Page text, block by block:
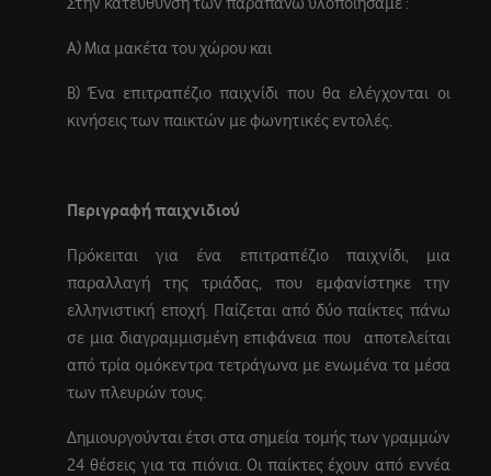
Α) Μια μακέτα του χώρου και
Β) Ένα επιτραπέζιο παιχνίδι που θα ελέγχονται οι
κινήσεις των παικτών με φωνητικές εντολές.
Περιγραφή παιχνιδιού
Πρόκειται για ένα επιτραπέζιο παιχνίδι, μια
παραλλαγή της τριάδας, που εμφανίστηκε την
ελληνιστική εποχή. Παίζεται από δύο παίκτες πάνω
σε μια διαγραμμισμένη επιφάνεια που αποτελείται
από τρία ομόκεντρα τετράγωνα με ενωμένα τα μέσα
των πλευρών τους.
Δημιουργούνται έτσι στα σημεία τομής των γραμμών
24 θέσεις για τα πιόνια. Οι παίκτες έχουν από εννέα